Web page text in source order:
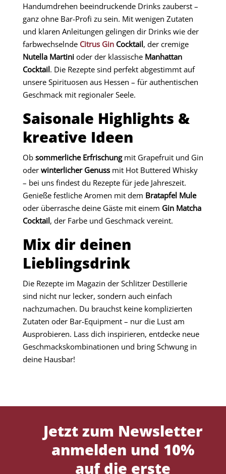
Handumdrehen beeindruckende Drinks zauberst –
ganz ohne Bar-Profi zu sein. Mit wenigen Zutaten
und klaren Anleitungen gelingen dir Drinks wie der
farbwechselnde Citrus GinCocktail, der cremige
Nutella Martinioder der klassische Manhattan
Cocktail. Die Rezepte sind perfekt abgestimmt auf
unsere Spirituosen aus Hessen – für authentischen
Geschmack mit regionaler Seele.
Saisonale Highlights &
kreative Ideen
Ob sommerliche Erfrischungmit Grapefruit und Gin
oder winterlicher Genussmit Hot Buttered Whisky
– bei uns findest du Rezepte für jede Jahreszeit.
Genieße festliche Aromen mit dem Bratapfel Mule
oder überrasche deine Gäste mit einem Gin Matcha
Cocktail, der Farbe und Geschmack vereint.
Mix dir deinen
Lieblingsdrink
Die Rezepte im Magazin der Schlitzer Destillerie
sind nicht nur lecker, sondern auch einfach
nachzumachen. Du brauchst keine komplizierten
Zutaten oder Bar-Equipment – nur die Lust am
Ausprobieren. Lass dich inspirieren, entdecke neue
Geschmackskombinationen und bring Schwung in
deine Hausbar!
Jetzt zum Newsletter
anmelden und 10%
auf die erste